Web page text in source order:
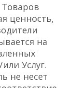
Товаров
ценность,
на
Услуг.
не несет